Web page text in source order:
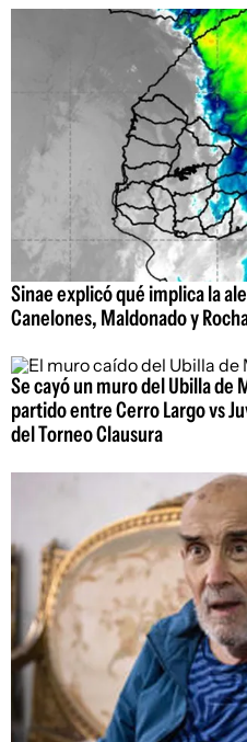
Sinae explicó qué implica la
Canelones, Maldonado y
Se cayó un muro del Ubilla de
partido entre Cerro Largo vs
del Torneo Clausura